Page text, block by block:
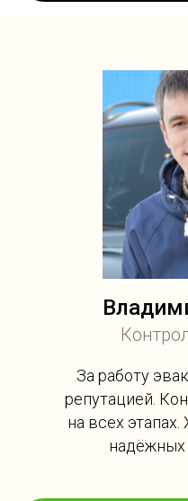
За работу
репутацией.
на всех
надёжных